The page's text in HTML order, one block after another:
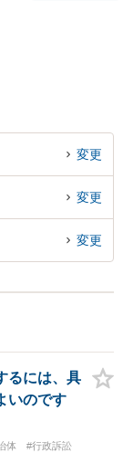
変更
変更
変更
るには、具
いのです
体 #行政訴訟